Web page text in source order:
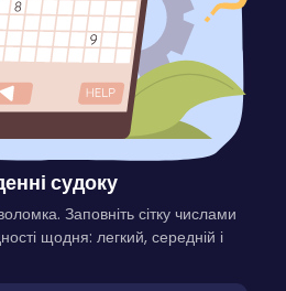
судоку
Заповніть сітку числами
щодня: легкий, середній і